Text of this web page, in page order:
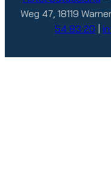
Weg 47, 18119
54 83 20 |